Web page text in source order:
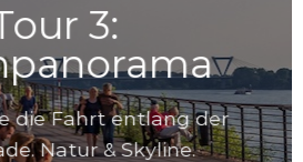
3:
die Fahrt entlang der
Natur & Skyline.